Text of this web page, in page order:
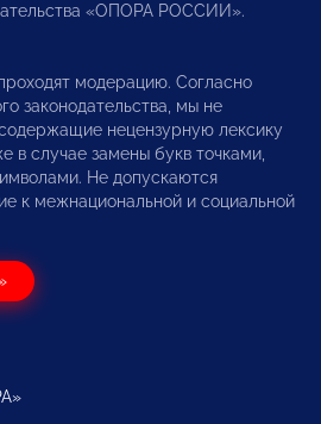
«ОПОРА РОССИИ».
модерацию. Согласно
законодательства, мы не
нецензурную лексику
в случае замены букв точками,
Не допускаются
к межнациональной и социальной